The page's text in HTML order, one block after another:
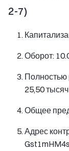
2-7)
Оборот:
Полностью
25,50
Общее
Адрес